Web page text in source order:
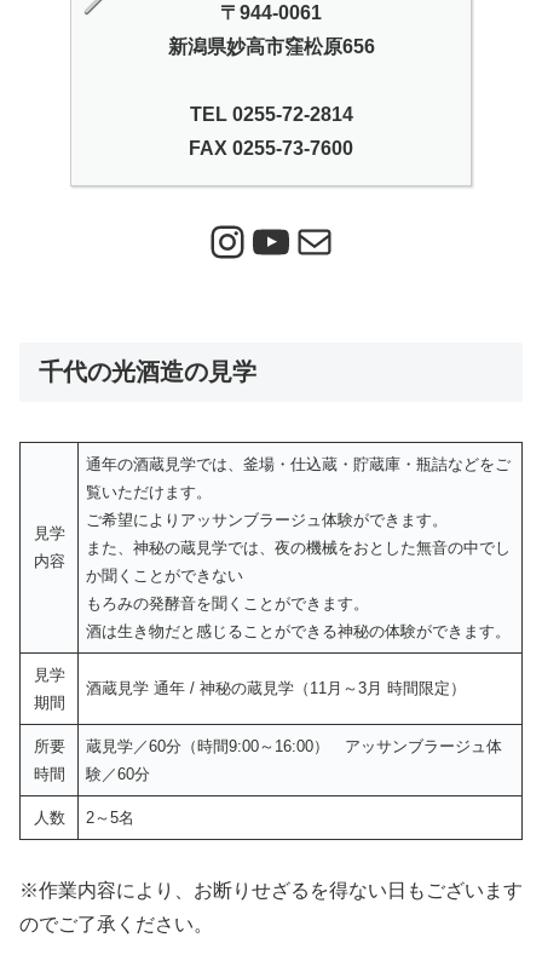
〒944-0061
新潟県妙高市窪松原656
TEL 0255-72-2814
FAX 0255-73-7600
Instagram
YouTube
メール
千代の光酒造の見学
見学
内容
通年の酒蔵見学では、釜場・仕込蔵・貯蔵庫・瓶詰などをご
覧いただけます。
ご希望によりアッサンブラージュ体験ができます。
また、神秘の蔵見学では、夜の機械をおとした無音の中でし
か聞くことができない
もろみの発酵音を聞くことができます。
酒は生き物だと感じることができる神秘の体験ができます。
見学
期間
酒蔵見学 通年 / 神秘の蔵見学（11月～3月 時間限定）
所要
時間
蔵見学／60分（時間9:00～16:00） アッサンブラージュ体
験／60分
人数 2～5名
※作業内容により、お断りせざるを得ない日もございます
のでご了承ください。